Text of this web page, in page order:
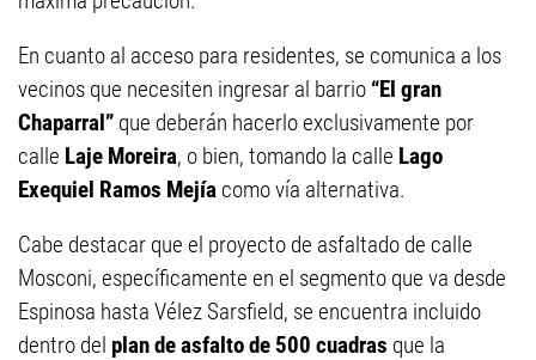
En cuanto al acceso para residentes, se comunica a los
vecinos que necesiten ingresar al barrio “El gran
Chaparral” que deberán hacerlo exclusivamente por
calle Laje Moreira, o bien, tomando la calle Lago
Exequiel Ramos Mejía como vía alternativa.
Cabe destacar que el proyecto de asfaltado de calle
Mosconi, específicamente en el segmento que va desde
Espinosa hasta Vélez Sarsfield, se encuentra incluido
dentro del plan de asfalto de 500 cuadras que la